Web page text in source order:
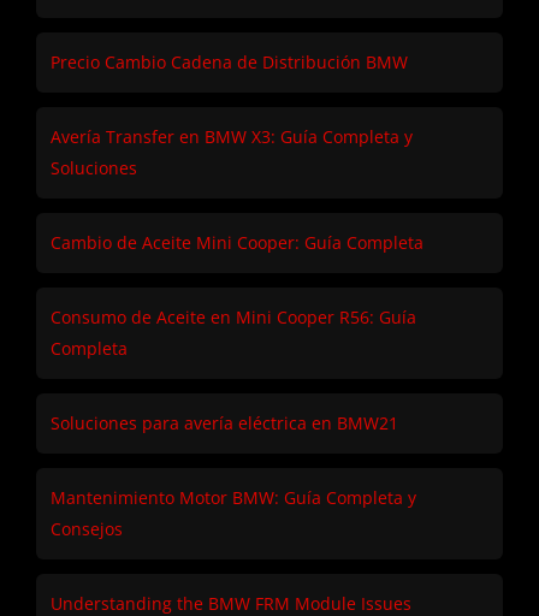
Precio Cambio Cadena de Distribución BMW
Avería Transfer en BMW X3: Guía Completa y
Soluciones
Cambio de Aceite Mini Cooper: Guía Completa
Consumo de Aceite en Mini Cooper R56: Guía
Completa
Soluciones para avería eléctrica en BMW21
Mantenimiento Motor BMW: Guía Completa y
Consejos
Understanding the BMW FRM Module Issues